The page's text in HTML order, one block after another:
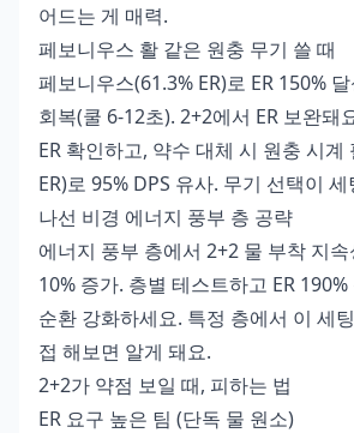
어드는 게 매력.
페보니우스 활 같은 원충 무기 쓸 때
페보니우스(61.3% ER)로 ER 150%
회복(쿨 6-12초). 2+2에서 ER 보완돼
ER 확인하고, 약수 대체 시 원충 시계
ER)로 95% DPS 유사. 무기 선택이
나선 비경 에너지 풍부 층 공략
에너지 풍부 층에서 2+2 물 부착 지
10% 증가. 층별 테스트하고 ER
순환 강화하세요. 특정 층에서 이 세
접 해보면 알게 돼요.
2+2가 약점 보일 때, 피하는 법
ER 요구 높은 팀 (단독 물 원소)